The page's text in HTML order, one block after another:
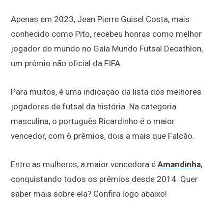
Apenas em 2023, Jean Pierre Guisel Costa, mais
conhecido como Pito, recebeu honras como melhor
jogador do mundo no Gala Mundo Futsal Decathlon,
um prêmio não oficial da FIFA.
Para muitos, é uma indicação da lista dos melhores
jogadores de futsal da história. Na categoria
masculina, o português Ricardinho é o maior
vencedor, com 6 prêmios, dois a mais que Falcão.
Entre as mulheres, a maior vencedora é Amandinha,
conquistando todos os prêmios desde 2014. Quer
saber mais sobre ela? Confira logo abaixo!